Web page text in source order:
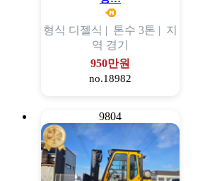
형식 디젤식 | 톤수 3톤 | 지
역 경기
950만원
no.18982
9804